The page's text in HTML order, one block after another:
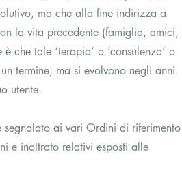
ma che alla fine indirizza a
la vita precedente (famiglia, amici,
che tale ‘terapia’ o ‘consulenza’ o
termine, ma si evolvono negli anni
utente.
ai vari Ordini di riferimento
e inoltrato relativi esposti alle